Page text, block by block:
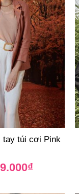
tay túi cơi Pink
₫